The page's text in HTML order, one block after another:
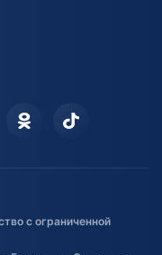
с ограниченной